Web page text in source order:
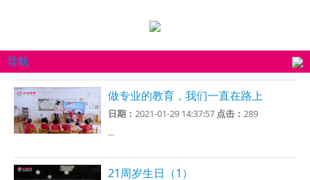
导航
做专业的教育，我们一直在路上
日期：2021-01-29 14:37:57 点击：289
...
21周岁生日（1）